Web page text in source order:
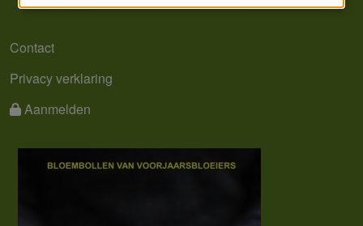
MENU
Contact
Privacy verklaring
Aanmelden
en